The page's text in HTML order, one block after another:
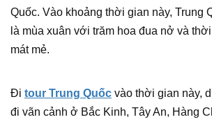
Quốc. Vào khoảng thời gian này, Trung
là mùa xuân với trăm hoa đua nở và
mát mẻ.
Đi tour Trung Quốc vào thời gian này,
đi vãn cảnh ở Bắc Kinh, Tây An, Hàng